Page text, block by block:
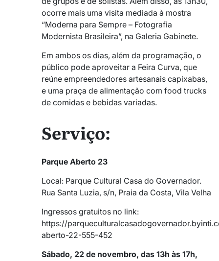
ocorre mais uma visita mediada à mostra
“Moderna para Sempre – Fotografia
Modernista Brasileira”, na Galeria Gabinete.
Em ambos os dias, além da programação, o
público pode aproveitar a Feira Curva, que
reúne empreendedores artesanais capixabas,
e uma praça de alimentação com food trucks
de comidas e bebidas variadas.
Serviço:
Parque Aberto 23
Local: Parque Cultural Casa do Governador.
Rua Santa Luzia, s/n, Praia da Costa, Vila Velha
Ingressos gratuitos no link:
https://
aberto-22-555-452
Sábado, 22 de novembro, das 13h às 17h,